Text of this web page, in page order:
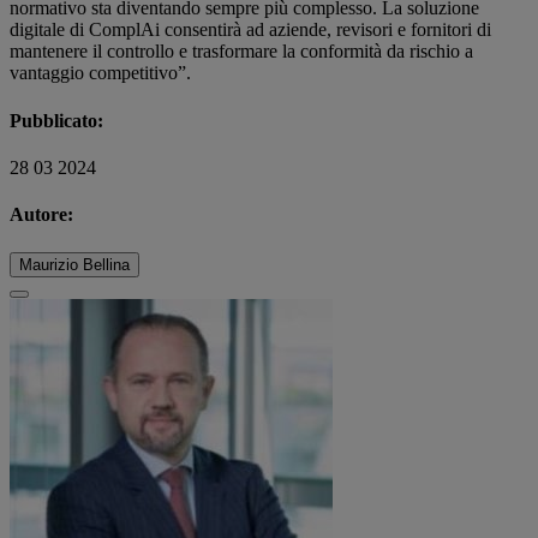
normativo sta diventando sempre più complesso. La soluzione
digitale di ComplAi consentirà ad aziende, revisori e fornitori di
mantenere il controllo e trasformare la conformità da rischio a
vantaggio competitivo”.
Pubblicato:
28 03 2024
Autore:
Maurizio Bellina